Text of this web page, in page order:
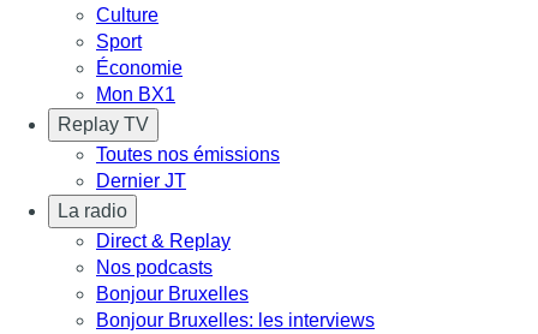
Culture
Sport
Économie
Mon BX1
Replay TV
Toutes nos émissions
Dernier JT
La radio
Direct & Replay
Nos podcasts
Bonjour Bruxelles
Bonjour Bruxelles: les interviews